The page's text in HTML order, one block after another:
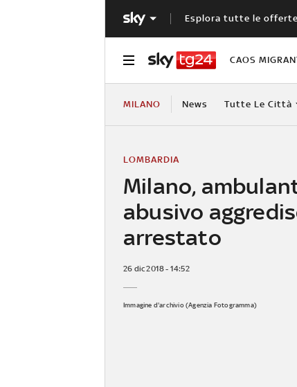
Esplora tutte le
CAOS
MILANO News Tutte Le Città
Milano,
abusivo
arrestato
LOMBARDIA
26 dic 2018 - 14:52
Immagine d'archivio (Agenzia Fotogramma)